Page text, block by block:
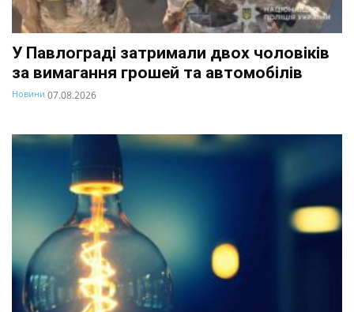
У Павлограді затримали двох чоловіків
за вимагання грошей та автомобілів
Новини 07.08.2026